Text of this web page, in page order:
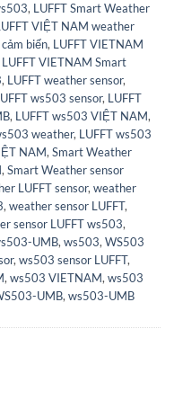
, LUFFT Smart Weather
VIỆT NAM weather
biến, LUFFT VIETNAM
LUFFT VIETNAM Smart
, LUFFT weather sensor,
ws503 sensor, LUFFT
, LUFFT ws503 VIỆT NAM,
weather, LUFFT ws503
NAM,Smart Weather
,Smart Weather sensor
LUFFT sensor,weather
,weather sensor LUFFT,
sensor LUFFT ws503,
UMB,ws503,WS503
,ws503 sensor LUFFT,
,ws503 VIETNAM,ws503
UMB,ws503-UMB